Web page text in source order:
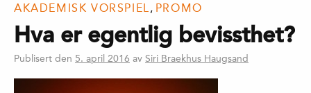
AKADEMISK VORSPIEL, PROMO
Hva er egentlig bevissthet?
Publisert den 5. april 2016 av Siri Braekhus Haugsand